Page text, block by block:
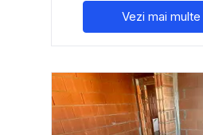
Vezi mai